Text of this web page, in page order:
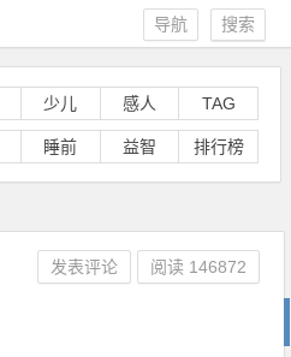
搜索
导航
少儿 感人 TAG
睡前 益智 排行榜
发表评论 阅读 146872